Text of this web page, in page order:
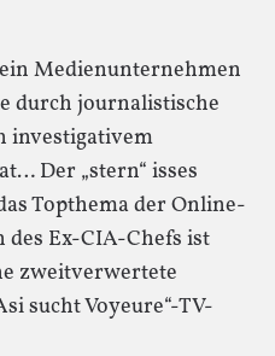
Medienunternehmen
durch journalistische
investigativem
Der „stern“ isses
Topthema der Online-
des Ex-CIA-Chefs ist
zweitverwertete
sucht Voyeure“-TV-